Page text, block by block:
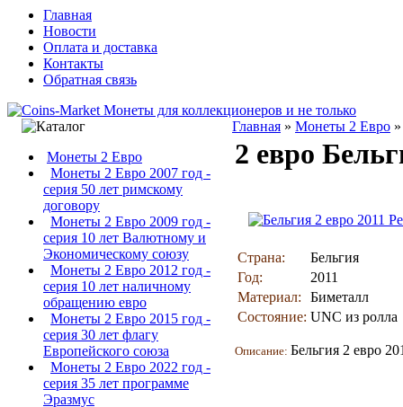
Главная
Новости
Оплата и доставка
Контакты
Обратная связь
Монеты 2 Евро
Монеты 2 Евро 2007 год -
серия 50 лет римскому
договору
Монеты 2 Евро 2009 год -
серия 10 лет Валютному и
Экономическому союзу
Монеты 2 Евро 2012 год -
серия 10 лет наличному
обращению евро
Монеты 2 Евро 2015 год -
серия 30 лет флагу
Европейского союза
Монеты 2 Евро 2022 год -
серия 35 лет программе
Эразмус
Главная » Монеты 2 Евро
2 евро
Страна:
Бельгия
Год:
2011
Материал:
Биметалл
Состояние: UNC из ролла
Описание: Бельгия 2 евро